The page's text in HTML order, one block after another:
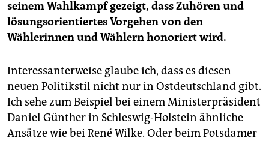
seinem Wahlkampf gezeigt, dass Zuhören und
lösungsorientiertes Vorgehen von den
Wählerinnen und Wählern honoriert wird.
Interessanterweise glaube ich, dass es diesen
neuen Politikstil nicht nur in Ostdeutschland gibt.
Ich sehe zum Beispiel bei einem Ministerpräsident
Daniel Günther in Schleswig-Holstein ähnliche
Ansätze wie bei René Wilke. Oder beim Potsdamer